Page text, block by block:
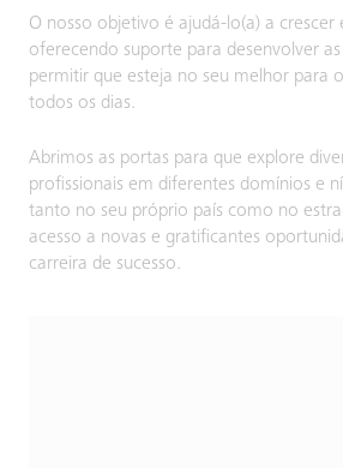
O nosso objetivo é ajudá-lo(a) a crescer
oferecendo suporte para desenvolver as
permitir que esteja no seu melhor para
todos os dias.
Abrimos as portas para que explore
profissionais em diferentes domínios e
tanto no seu próprio país como no
acesso a novas e gratificantes
carreira de sucesso.